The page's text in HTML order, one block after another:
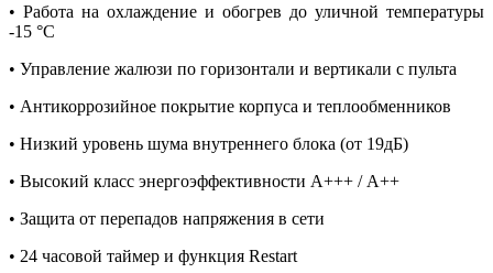
• Работа на охлаждение и обогрев до уличной температуры
-15 °С
• Управление жалюзи по горизонтали и вертикали с пульта
• Антикоррозийное покрытие корпуса и теплообменников
• Низкий уровень шума внутреннего блока (от 19дБ)
• Высокий класс энергоэффективности А+++ / А++
• Защита от перепадов напряжения в сети
• 24 часовой таймер и функция Restart